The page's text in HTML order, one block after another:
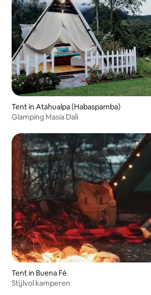
Tent in Atahualpa (Habaspamba)
Glamping Masía Dalí
Tent in Buena Fé
Stijlvol kamperen